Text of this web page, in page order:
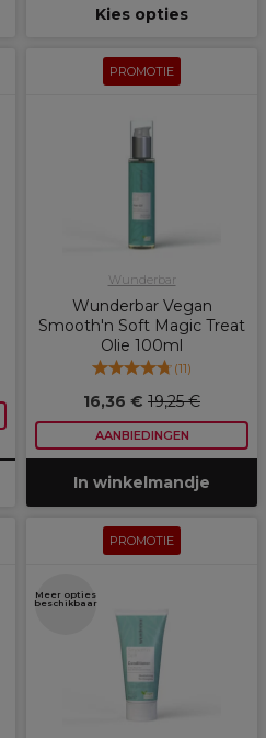
Kies opties
PROMOTIE
Wunderbar
Wunderbar Vegan
Smooth'n Soft Magic Treat
Olie 100ml
(11)
16,36 € 19,25 €
AANBIEDINGEN
In winkelmandje
PROMOTIE
Meer opties
beschikbaar